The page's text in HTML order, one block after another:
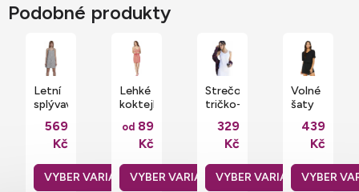
Podobné produkty
Letní
splývavé
proužkované
šaty
Classics
569
Kč
Lehké
koktejlky
hlubokým
výstřihem
zaobleným
spodním
od 89
Kč
Strečové
tričko-
SF
Woman
329
Kč
Volné
šaty
kolenům
do
véčka
439
Kč